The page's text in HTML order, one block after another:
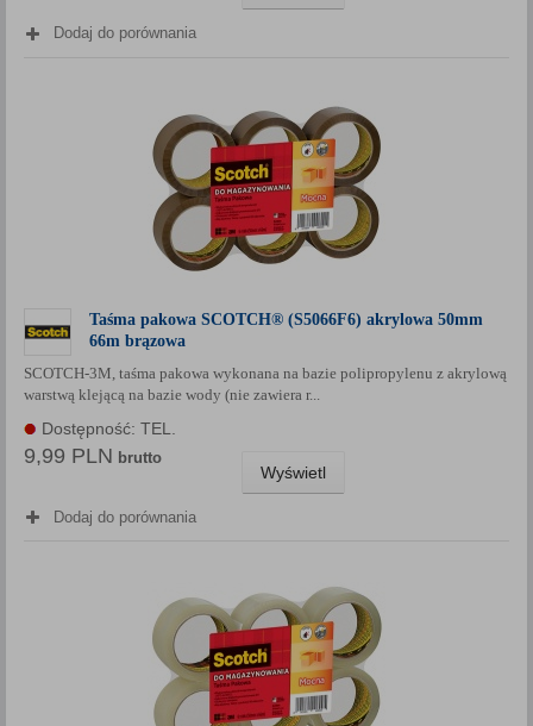
Dodaj do porównania
Taśma pakowa SCOTCH® (S5066F6) akrylowa 50mm
66m brązowa
SCOTCH-3M, taśma pakowa wykonana na bazie polipropylenu z akrylową
warstwą klejącą na bazie wody (nie zawiera r...
Dostępność: TEL.
9,99 PLN brutto
Wyświetl
Dodaj do porównania